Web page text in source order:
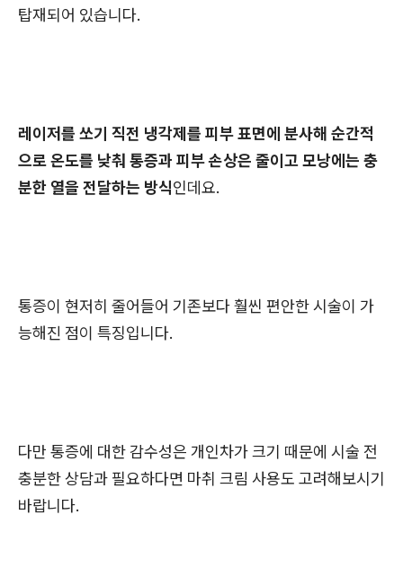
탑재되어 있습니다.
레이저를 쏘기 직전 냉각제를 피부 표면에 분사해 순간적
으로 온도를 낮춰 통증과 피부 손상은 줄이고 모낭에는 충
분한 열을 전달하는 방식인데요.
통증이 현저히 줄어들어 기존보다 훨씬 편안한 시술이 가
능해진 점이 특징입니다.
다만 통증에 대한 감수성은 개인차가 크기 때문에 시술 전
충분한 상담과 필요하다면 마취 크림 사용도 고려해보시기
바랍니다.